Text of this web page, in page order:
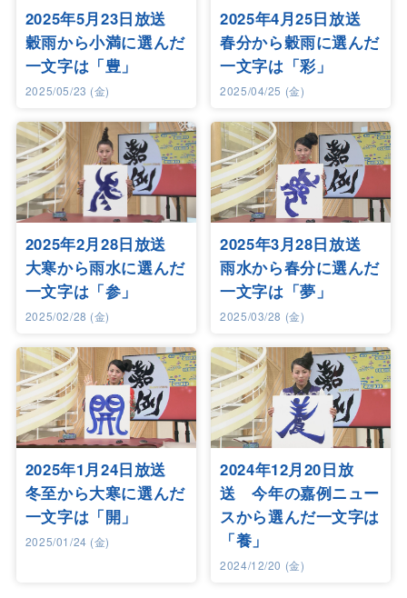
2025年5月23日放送
穀雨から小満に選んだ
一文字は「豊」
2025/05/23 (金)
2025年4月25日放送
春分から穀雨に選んだ
一文字は「彩」
2025/04/25 (金)
2025年2月28日放送
大寒から雨水に選んだ
一文字は「参」
2025/02/28 (金)
2025年3月28日放送
雨水から春分に選んだ
一文字は「夢」
2025/03/28 (金)
2025年1月24日放送
冬至から大寒に選んだ
一文字は「開」
2025/01/24 (金)
2024年12月20日放
送 今年の嘉例ニュー
スから選んだ一文字は
「養」
2024/12/20 (金)